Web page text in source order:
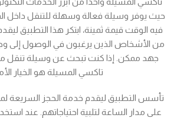
حيث يوفر وسيلة فعالة وسهلة للتنقل داخل
فيه الوقت قيمة ثمينة، ابتكر هذا التطبيق
من الأشخاص الذين يرغبون في الوصول إلى
جهد ممكن. إذا كنت تبحث عن وسيلة تنقل
تاكسي المسيلة هو الخيار
تأسس التطبيق ليقدم خدمة الحجز السريعة
على مدار الساعة لتلبية احتياجاتهم. عند